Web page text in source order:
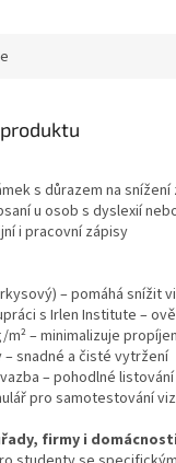
s důrazem na
u osob s dyslexií
i pracovní zápisy
– pomáhá snížit
s Irlen Institute –
m² – minimalizuje
snadné a čisté vytržení
– pohodlné
pro samotestování
firmy i